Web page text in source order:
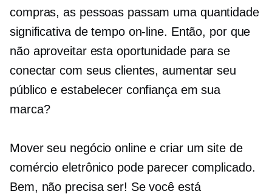
compras, as pessoas passam uma quantidade
significativa de tempo on-line. Então, por que
não aproveitar esta oportunidade para se
conectar com seus clientes, aumentar seu
público e estabelecer confiança em sua
marca?
Mover seu negócio online e criar um site de
comércio eletrônico pode parecer complicado.
Bem, não precisa ser! Se você está